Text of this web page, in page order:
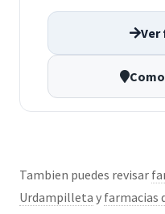
Ver
Tambien puedes revisar
Urdampilleta y farmacias